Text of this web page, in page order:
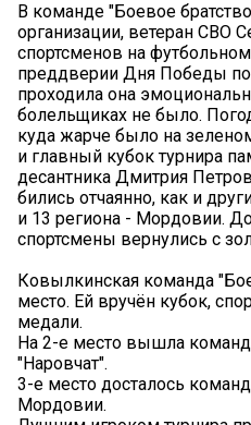
В команде "Боевое
организации, ветеран СВО
спортсменов на
преддверии Дня Победы
проходила она
болельщиках не было.
куда жарче было на
и главный кубок турнира
десантника Дмитрия
бились отчаянно, как и
и 13 региона - Мордовии.
спортсмены вернулись с
Ковылкинская команда
место. Ей вручён кубок,
медали.
На 2-е место вышла
"Наровчат".
3-е место досталось
Мордовии.